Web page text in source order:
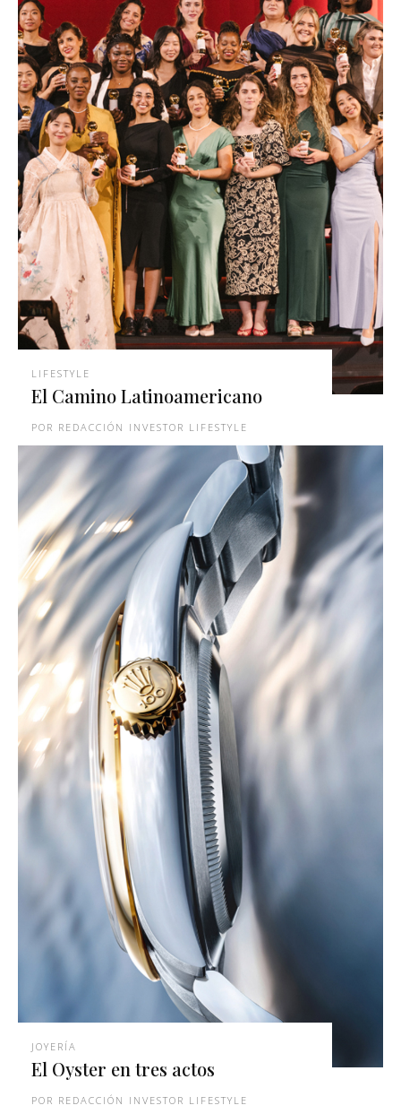
LIFESTYLE
El Camino Latinoamericano
REDACCIÓN INVESTOR LIFESTYLE
JOYERÍA
El Oyster en tres actos
REDACCIÓN INVESTOR LIFESTYLE